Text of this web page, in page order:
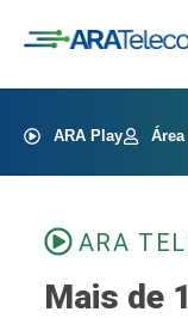
ARA Play
ARA
Mais de